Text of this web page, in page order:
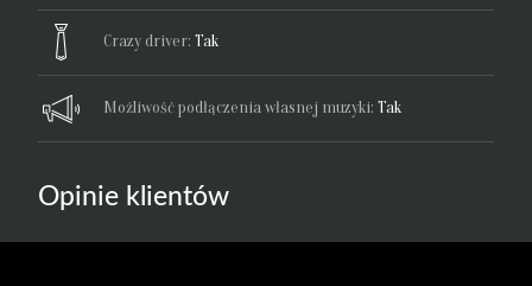
Crazy driver: Tak
Możliwość podłączenia własnej muzyki: Tak
Opinie klientów